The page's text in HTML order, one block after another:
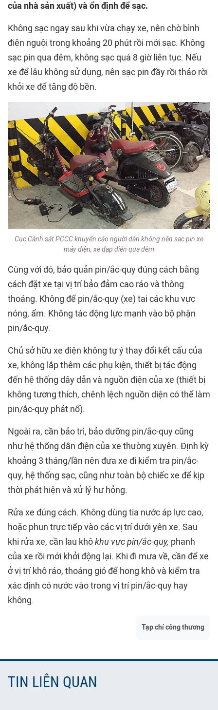
của nhà sản xuất) và ổn định để sạc.
Không sạc ngay sau khi vừa chạy xe, nên chờ bình
điện nguội trong khoảng 20 phút rồi mới sạc. Không
sạc pin qua đêm, không sạc quá 8 giờ liên tục. Nếu
xe để lâu không sử dụng, nên sạc pin đầy rồi tháo rời
khỏi xe để tăng độ bền.
Cục Cảnh sát PCCC khuyến cáo người dân không nên sạc pin xe
máy điện, xe đạp điện qua đêm
Cùng với đó, bảo quản pin/ắc-quy đúng cách bằng
cách đặt xe tại vị trí bảo đảm cao ráo và thông
thoáng. Không để pin/ắc-quy (xe) tại các khu vực
nóng, ẩm. Không tác động lực mạnh vào bộ phận
pin/ắc-quy.
Chủ sở hữu xe điện không tự ý thay đổi kết cấu của
xe, không lắp thêm các phụ kiện, thiết bị tác động
đến hệ thống dây dẫn và nguồn điện của xe (thiết bị
không tương thích, chênh lệch nguồn diện có thể làm
pin/ắc-quy phát nổ).
Ngoài ra, cần bảo trì, bảo dưỡng pin/ắc-quy cũng
như hệ thống dẫn điện của xe thường xuyên. Định kỳ
khoảng 3 tháng/lần nên đưa xe đi kiểm tra pin/ắc-
quy, hệ thống sạc, cũng như toàn bộ chiếc xe để kịp
thời phát hiện và xử lý hư hỏng.
Rửa xe đúng cách. Không dùng tia nước áp lực cao,
hoặc phun trực tiếp vào các vị trí dưới yên xe. Sau
khi rửa xe, cần lau khôkhu vực pin/ắc-quy, phanh
của xe rồi mới khởi động lại. Khi đi mưa về, cần để xe
ở vị trí khô ráo, thoáng gió để hong khô và kiểm tra
xác định có nước vào trong vị trí pin/ắc-quy hay
không.
Tạp chí công thương
TIN LIÊN QUAN